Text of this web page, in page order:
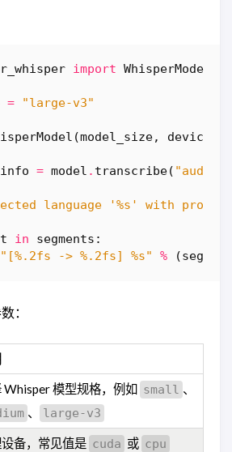
import WhisperModel
= "large-v3"
(model_size, device
info = model . transcribe(
language '%s ' with
in segments :
"[%.2fs -> %.2fs] %s" % (
：
Whisper 模型规格，例如 small 、
、 large-v3
备，常见值是 cuda 或 cpu